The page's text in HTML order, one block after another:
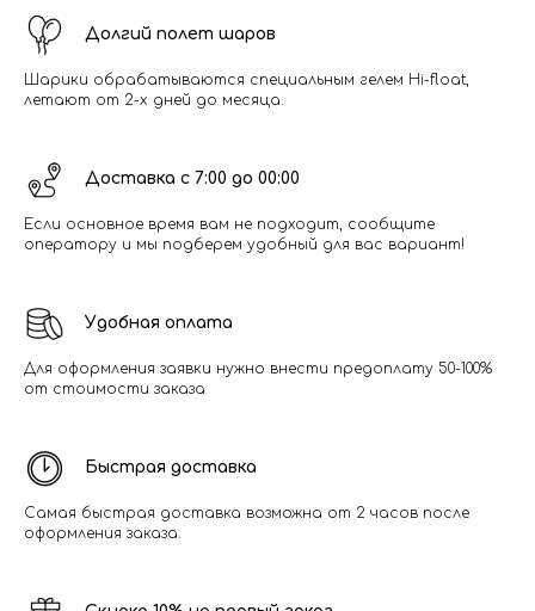
Долгий полет шаров
Шарики обрабатываются специальным гелем Hi-float,
летают от 2-х дней до месяца.
Доставка с 7:00 до 00:00
Если основное время вам не подходит, сообщите
оператору и мы подберем удобный для вас вариант!
Удобная оплата
Для оформления заявки нужно внести предоплату 50-100%
от стоимости заказа
Быстрая доставка
Самая быстрая доставка возможна от 2 часов после
оформления заказа.